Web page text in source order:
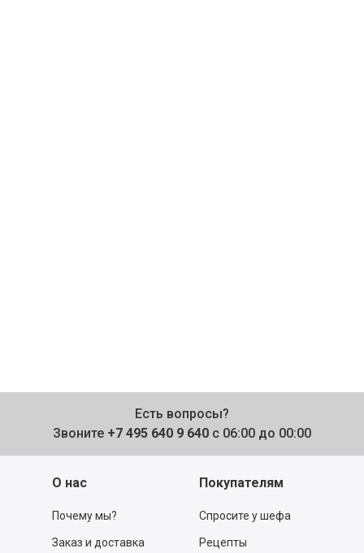
Есть вопросы?
Звоните +7 495 640 9 640 с 06:00 до 00:00
О нас
Почему мы?
Заказ и доставка
Покупателям
Спросите у шефа
Рецепты